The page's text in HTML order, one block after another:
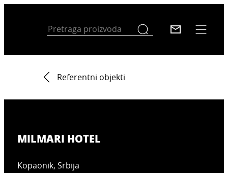
Referentni objekti
MILMARI HOTEL
Kopaonik, Srbija